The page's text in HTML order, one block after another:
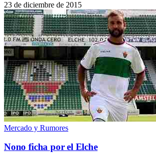
23 de diciembre de 2015
Mercado y Rumores
Nono ficha por el Elche